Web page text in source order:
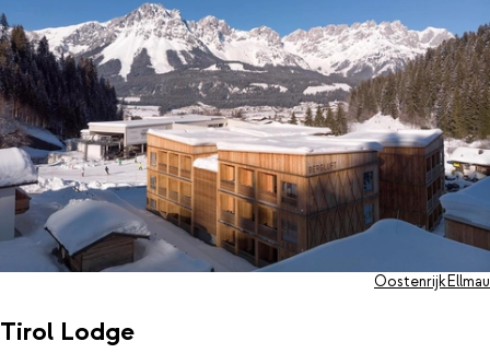
Tirol Lodge
OostenrijkEllmau